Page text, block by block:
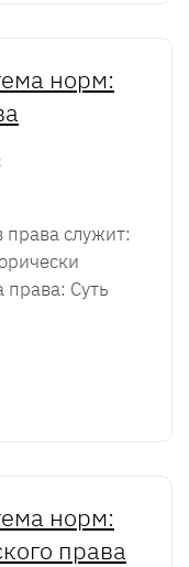
норм:
права служит:
Суть
норм:
права